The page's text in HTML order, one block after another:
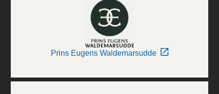
Prins Eugens Waldemarsudde